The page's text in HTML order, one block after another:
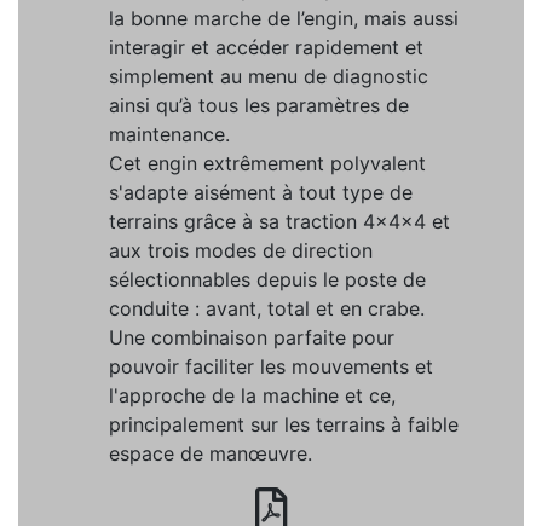
la bonne marche de l’engin, mais aussi
interagir et accéder rapidement et
simplement au menu de diagnostic
ainsi qu’à tous les paramètres de
maintenance.
Cet engin extrêmement polyvalent
s'adapte aisément à tout type de
terrains grâce à sa traction 4x4x4 et
aux trois modes de direction
sélectionnables depuis le poste de
conduite : avant, total et en crabe.
Une combinaison parfaite pour
pouvoir faciliter les mouvements et
l'approche de la machine et ce,
principalement sur les terrains à faible
espace de manœuvre.